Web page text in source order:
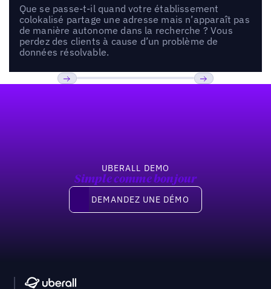
Que se passe-t-il quand votre établissement
colokalisé partage une adresse mais n’apparaît pas
de manière autonome dans la recherche ? Vous
perdez des clients à cause d’un problème de
données résolvable.
UBERALL DEMO
Simple comme bonjour
Demandez une démo
DEMANDEZ UNE DÉMO